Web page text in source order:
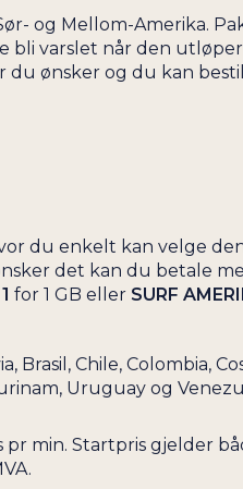
og Mellom-Amerika.
bli varslet når den
ønsker og du kan
du enkelt kan velge
det kan du betale
for 1 GB eller SURF
Chile, Colombia,
Uruguay og
pr min. Startpris gjelder